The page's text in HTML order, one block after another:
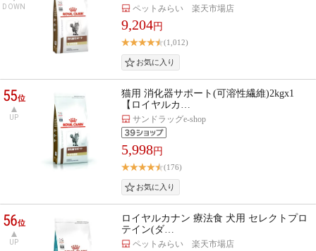
DOWN ペットみらい 楽天市場店
9,204円
(1,012)
55位
UP
猫用 消化器サポート(可溶性繊維)2kgx1
【ロイヤルカ…
サンドラッグe-shop
5,998円
(176)
56位
UP
ロイヤルカナン 療法食 犬用 セレクトプロ
テイン(ダ…
ペットみらい 楽天市場店